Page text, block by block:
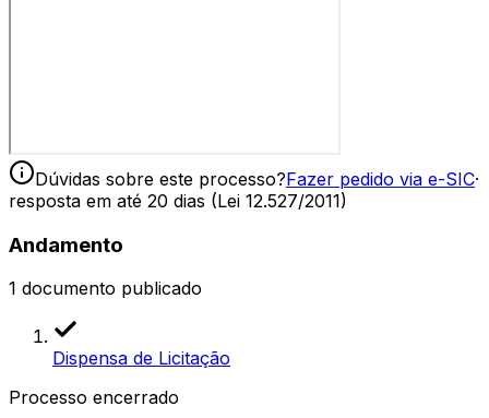
Dúvidas sobre este processo?Fazer pedido via e-SIC·
resposta em até 20 dias (Lei 12.527/2011)
Andamento
1 documento publicado
Dispensa de Licitação
Processo encerrado